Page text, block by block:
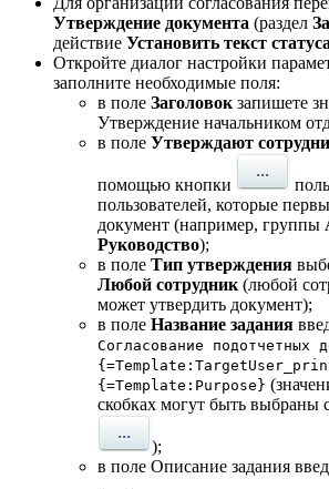
Утверждение документа (раздел
действие Установить текст статуса
Откройте диалог настройки
заполните необходимые поля:
в поле Заголовок запишете
Утверждение начальником
в поле Утверждают
помощью кнопки
пользователей, которые
документ (например, группы
Руководство);
в поле Тип утверждения
Любой сотрудник (любой
может утвердить документ);
в поле Название задания
Согласование подотчетных
{=Template:Purpose}
скобках могут быть
);
в поле Описание задания